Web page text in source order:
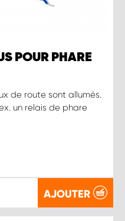
POUR PHARE
de route sont allumés.
un relais de phare
AJOUTER